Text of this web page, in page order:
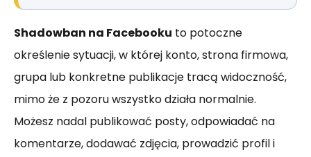
Shadowban na Facebooku to potoczne
określenie sytuacji, w której konto, strona firmowa,
grupa lub konkretne publikacje tracą widoczność,
mimo że z pozoru wszystko działa normalnie.
Możesz nadal publikować posty, odpowiadać na
komentarze, dodawać zdjęcia, prowadzić profil i